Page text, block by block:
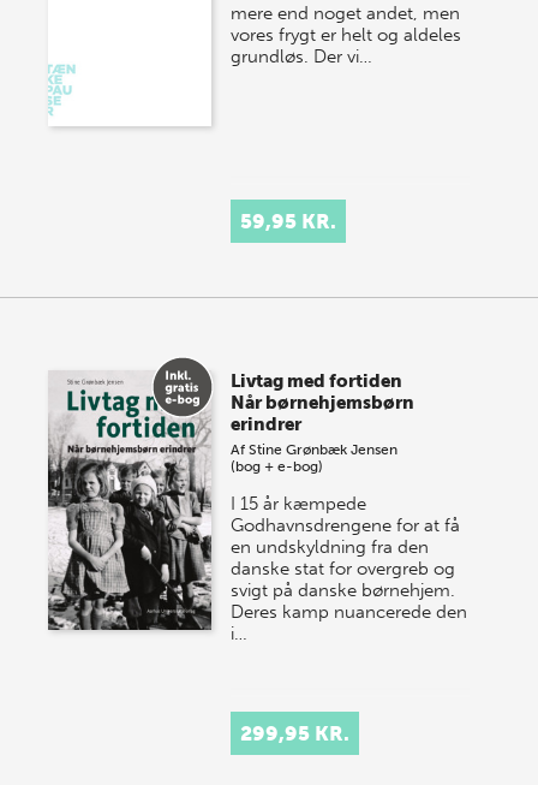
mere end noget andet, men
vores frygt er helt og aldeles
grundløs. Der vi…
59,95 KR.
Livtag med fortiden
Når børnehjemsbørn
erindrer
AfStine Grønbæk Jensen
(bog + e-bog)
I 15 år kæmpede
Godhavnsdrengene for at få
en und­skyldning fra den
danske stat for overgreb og
svigt på danske børnehjem.
Deres kamp nuancerede den
i…
299,95 KR.